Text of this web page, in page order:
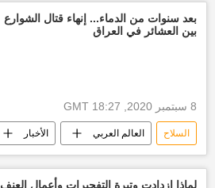
بعد سنوات من الدماء... إنهاء قتال الشوارع
بين العشائر في العراق
8 سبتمبر 2020, 18:27 GMT
السلاح العالم العربي الأخبار
لماذا ازدادت وتيرة التفجيرات وأعمال العنف